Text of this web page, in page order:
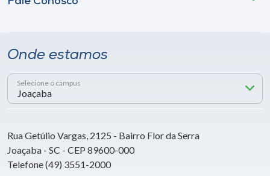
Onde estamos
Selecione o campus
Rua Getúlio Vargas, 2125 - Bairro Flor da Serra
Joaçaba - SC - CEP 89600-000
Telefone (49) 3551-2000